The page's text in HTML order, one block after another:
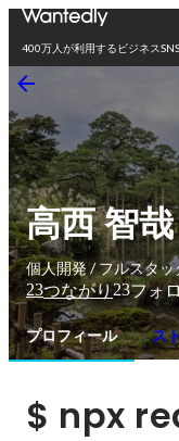
400万人が利用するビジネスSNS
高西 智哉
個人開発 / フルスタ
23つながり23フォ
プロフィール ス
$ npx